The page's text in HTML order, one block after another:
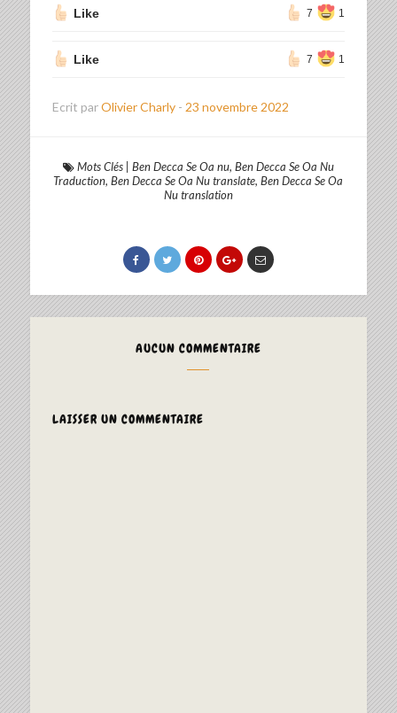
Like 7 1
Like 7 1
Ecrit parOlivier Charly - 23 novembre 2022
Mots Clés| Ben Decca Se Oa nu, Ben Decca Se Oa Nu
Traduction,Ben Decca Se Oa Nu translate,Ben Decca Se Oa
Nu translation
AUCUN COMMENTAIRE
LAISSER UN COMMENTAIRE